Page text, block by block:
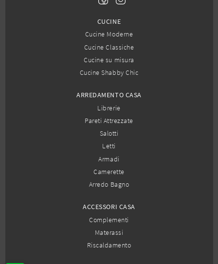
CUCINE
Cucine Moderne
Cucine Classiche
Cucine su misura
Cucine Shabby Chic
ARREDAMENTO CASA
Librerie
Pareti Attrezzate
Salotti
Letti
Armadi
Camerette
Arredo Bagno
ACCESSORI CASA
Complementi
Materassi
Riscaldamento